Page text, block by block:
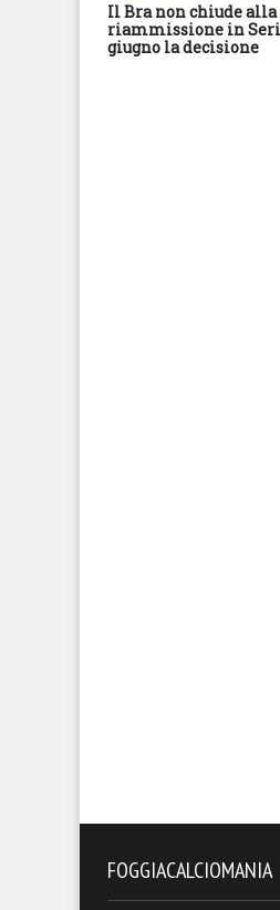
Il Bra non chiude alla
riammissione in
giugno la decisione
FOGGIACALCIOMANIA